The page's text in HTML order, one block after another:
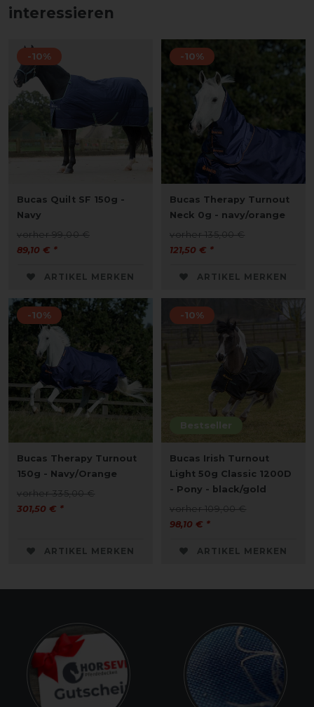
interessieren
-10%
Bucas Quilt SF 150g -
Navy
vorher 99,00 €
89,10 € *
ARTIKEL MERKEN
-10%
Bucas Therapy Turnout
Neck 0g - navy/orange
vorher 135,00 €
121,50 € *
ARTIKEL MERKEN
-10%
Bucas Therapy Turnout
150g - Navy/Orange
vorher 335,00 €
301,50 € *
ARTIKEL MERKEN
Bestseller
-10%
Bucas Irish Turnout
Light 50g Classic 1200D
- Pony - black/gold
vorher 109,00 €
98,10 € *
ARTIKEL MERKEN